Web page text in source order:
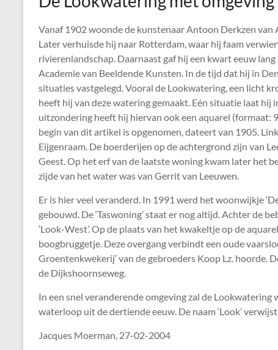
Vanaf 1902 woonde de kunstenaar Antoon Derkzen
Later verhuisde hij naar Rotterdam, waar hij faam
rivierenlandschap. Daarnaast gaf hij een kwart eeuw lang
Academie van Beeldende Kunsten. In de tijd dat hij in
situaties vastgelegd. Vooral de Lookwatering, een licht
heeft hij van deze watering gemaakt. Eén situatie laat hij
uitzondering heeft hij hiervan ook een aquarel (formaat:
begin van dit artikel is opgenomen, dateert van 1905.
Eijgenraam. De boerderijen op de achtergrond zijn van
Geest. Op het erf van de laatste woning kwam later het
zijde van het water was van Gerrit van Leeuwen.
Er is hier veel veranderd. In 1991 werd het woonwijkje
gebouwd. De ‘Taswoning’ staat er nog altijd. Achter de
‘Look-West’. Op de plaats van het kwakeltje op de
boogbruggetje. Deze overgang verbindt een oude
Groentenkwekerij’ van de gebroeders Koop Lz. hoorde.
de Dijkshoornseweg.
In een snel veranderende omgeving zal de
waterloop uit de dertiende eeuw. De naam ‘Look’
Jacques Moerman, 27-02-2004